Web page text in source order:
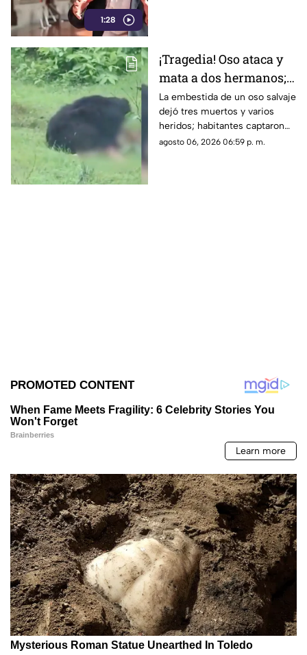
1:28
¡Tragedia! Oso ataca y
mata a dos hermanos;
dramático momento
quedó grabado en
VIDEO
La embestida de un oso salvaje
dejó tres muertos y varios
heridos; habitantes captaron
en video los momentos de
agosto 06, 2026 06:59 p. m.